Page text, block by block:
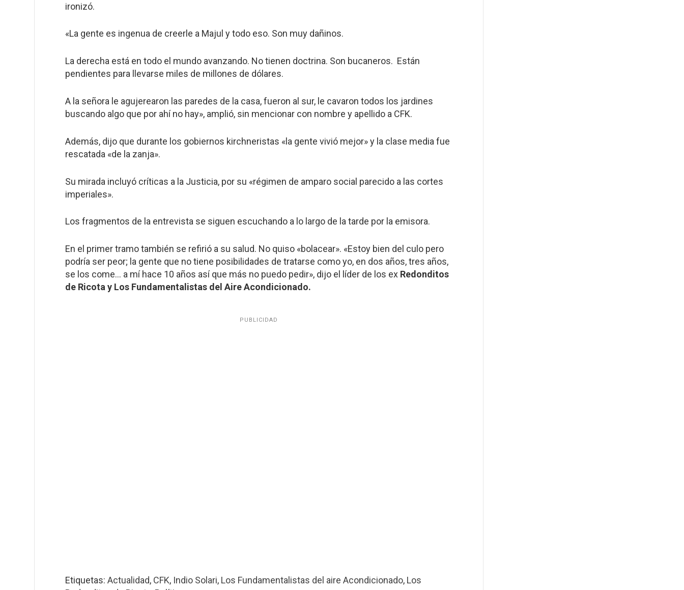
ironizó.
«La gente es ingenua de creerle a Majul y todo eso. Son muy dañinos.
La derecha está en todo el mundo avanzando. No tienen doctrina. Son bucaneros. Están
pendientes para llevarse miles de millones de dólares.
A la señora le agujerearon las paredes de la casa, fueron al sur, le cavaron todos los jardines
buscando algo que por ahí no hay», amplió, sin mencionar con nombre y apellido a CFK.
Además, dijo que durante los gobiernos kirchneristas «la gente vivió mejor» y la clase media fue
rescatada «de la zanja».
Su mirada incluyó críticas a la Justicia, por su «régimen de amparo social parecido a las cortes
imperiales».
Los fragmentos de la entrevista se siguen escuchando a lo largo de la tarde por la emisora.
En el primer tramo también se refirió a su salud. No quiso «bolacear». «Estoy bien del culo pero
podría ser peor; la gente que no tiene posibilidades de tratarse como yo, en dos años, tres años,
se los come… a mí hace 10 años así que más no puedo pedir», dijo el líder de los ex Redonditos
de Ricota y Los Fundamentalistas del Aire Acondicionado.
PUBLICIDAD
Etiquetas:Actualidad, CFK, Indio Solari, Los Fundamentalistas del aire Acondicionado, Los